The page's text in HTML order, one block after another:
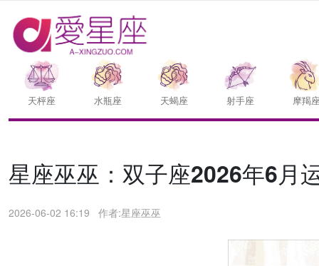
天枰座 水瓶座 天蝎座 射手座 摩羯
星座巫巫：双子座2026年6月
2026-06-02 16:19 作者:星座巫巫